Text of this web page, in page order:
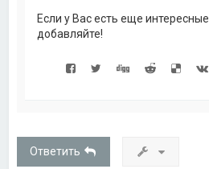
Если у Вас есть еще
добавляйте!
Ответить